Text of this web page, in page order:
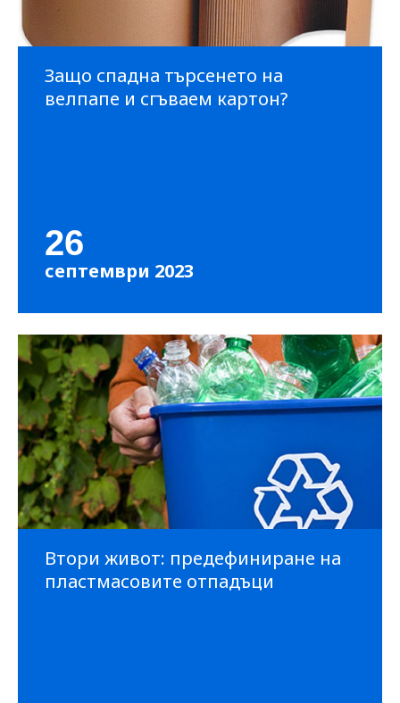
Защо спадна търсенето на
велпапе и сгъваем картон?
26
септември 2023
Втори живот: предефиниране на
пластмасовите отпадъци